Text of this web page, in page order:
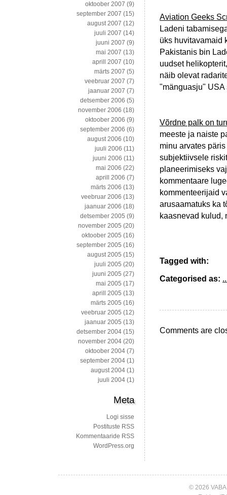
Aviation Geeks
Ladeni
üks huvitavamaid
Pakistanis bin
uudset
näib olevat
"mänguasju"
Võrdne palk on
meeste ja naiste
minu arvates
subjektiivsele
planeerimiseks
kommentaare
kommenteerijaid
arusaamatuks ka
kaasnevad kulud,
Tagged with:
Categorised as:
Comments are
oktoober 2007 (9)
september 2007 (15)
august 2007 (12)
juuli 2007 (14)
juuni 2007 (9)
mai 2007 (13)
aprill 2007 (10)
märts 2007 (5)
veebruar 2007 (7)
jaanuar 2007 (7)
detsember 2006 (5)
november 2006 (18)
oktoober 2006 (9)
september 2006 (6)
august 2006 (10)
juuli 2006 (11)
juuni 2006 (11)
mai 2006 (22)
aprill 2006 (7)
märts 2006 (13)
veebruar 2006 (13)
jaanuar 2006 (18)
detsember 2005 (9)
november 2005 (20)
oktoober 2005 (16)
september 2005 (16)
august 2005 (15)
juuli 2005 (20)
juuni 2005 (27)
mai 2005 (17)
aprill 2005 (13)
märts 2005 (16)
veebruar 2005 (12)
jaanuar 2005 (13)
detsember 2004 (15)
november 2004 (20)
oktoober 2004 (7)
september 2004 (1)
august 2004 (1)
juuli 2004 (1)
Meta
Logi sisse
Postituste RSS
Kommentaaride RSS
WordPress.org
© 2026